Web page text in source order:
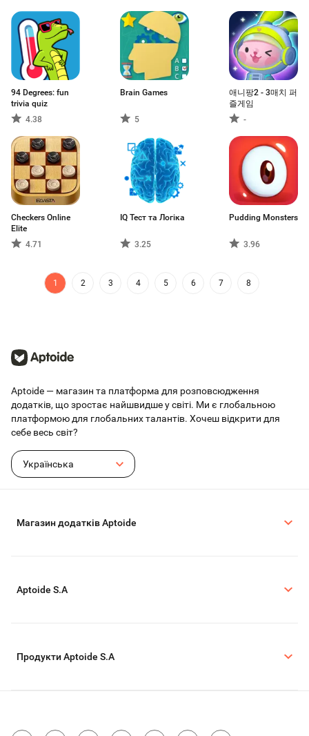
94 Degrees: fun
trivia quiz
4.38
Brain Games
5
애니팡2 - 3매치 퍼
즐게임
-
Checkers Online
Elite
4.71
IQ Тест та Логіка
3.25
Pudding Monsters
3.96
1 2 3 4 5 6 7 8
Aptoide — магазин та платформа для розповсюдження
додатків, що зростає найшвидше у світі. Ми є глобальною
платформою для глобальних талантів. Хочеш відкрити для
себе весь світ?
Українська
Магазин додатків Aptoide
Aptoide S.A
Продукти Aptoide S.A